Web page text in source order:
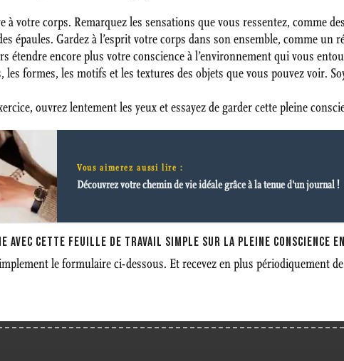
à votre corps. Remarquez les sensations que vous ressentez, comme
épaules. Gardez à l’esprit votre corps dans son ensemble, comme un
étendre encore plus votre conscience à l’environnement qui vous
les formes, les motifs et les textures des objets que vous pouvez voir.
ouvrez lentement les yeux et essayez de garder cette pleine
Vous aimerez aussi lire :
Découvrez votre chemin de vie idéale grâce à la tenue d'un journal !
AVEC CETTE FEUILLE DE TRAVAIL SIMPLE SUR LA PLEINE CONSCIENCE
le formulaire ci-dessous. Et recevez en plus périodiquement